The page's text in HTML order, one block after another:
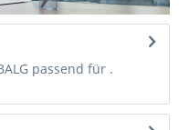
passend für .